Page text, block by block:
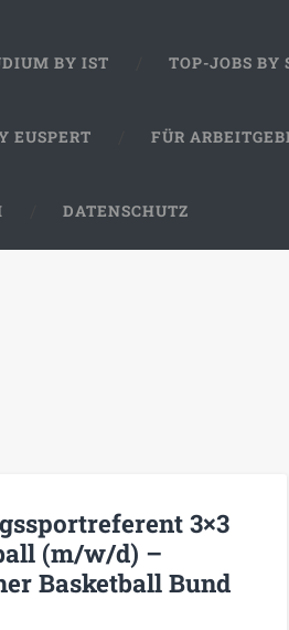
BY IST TOP-JOBS BY
EUSPERT FÜR
DATENSCHUTZ
3×3
(m/w/d) –
Basketball Bund